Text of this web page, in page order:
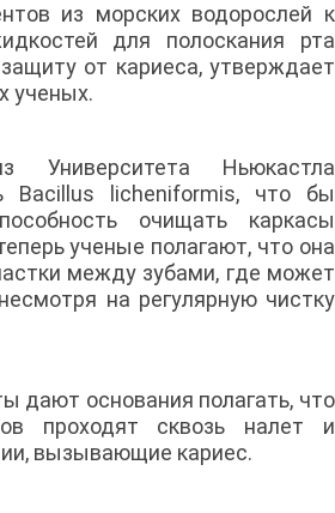
из морских водорослей к
для полоскания рта
от кариеса, утверждает
ученых.
Университета Ньюкастла
Bacillus licheniformis, что бы
очищать каркасы
ученые полагают, что она
между зубами, где может
на регулярную чистку
дают основания полагать, что
проходят сквозь налет и
вызывающие кариес.